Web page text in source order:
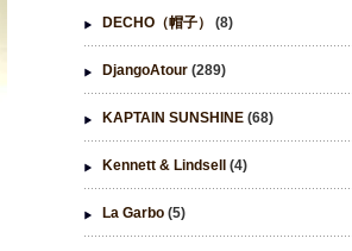
DECHO（帽子） (8)
DjangoAtour (289)
KAPTAIN SUNSHINE (68)
Kennett & Lindsell (4)
La Garbo (5)